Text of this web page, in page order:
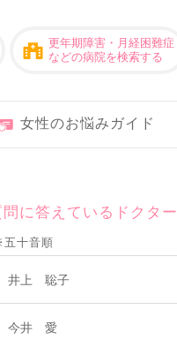
更年期障害・月経困難症
などの病院を検索する
女性のお悩みガイド
問に答えているドクター
十音順
井上 聡子
今井 愛